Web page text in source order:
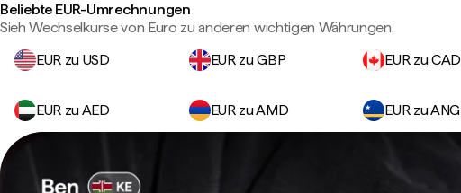
Beliebte EUR-Umrechnungen
Sieh Wechselkurse von Euro zu anderen wichtigen Währungen.
EUR zu USD
EUR zu GBP EUR zu CAD
EUR zu AED EUR zu AMD EUR zu ANG